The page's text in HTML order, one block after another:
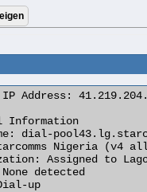
IP Address:
Information
dial-
Nigeria (v4
Assigned to
detected
up